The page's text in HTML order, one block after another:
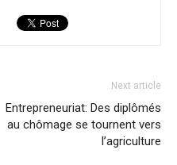
Next article
Entrepreneuriat: Des diplômés
au chômage se tournent vers
l’agriculture